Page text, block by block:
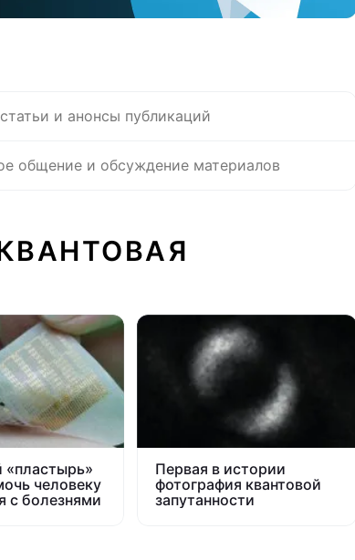
и анонсы публикаций
общение и обсуждение материалов
«пластырь»
человеку
с болезнями
Первая в истории
фотография квантовой
запутанности